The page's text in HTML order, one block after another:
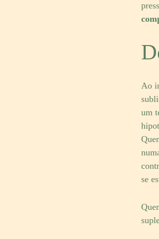
Ao
um
se